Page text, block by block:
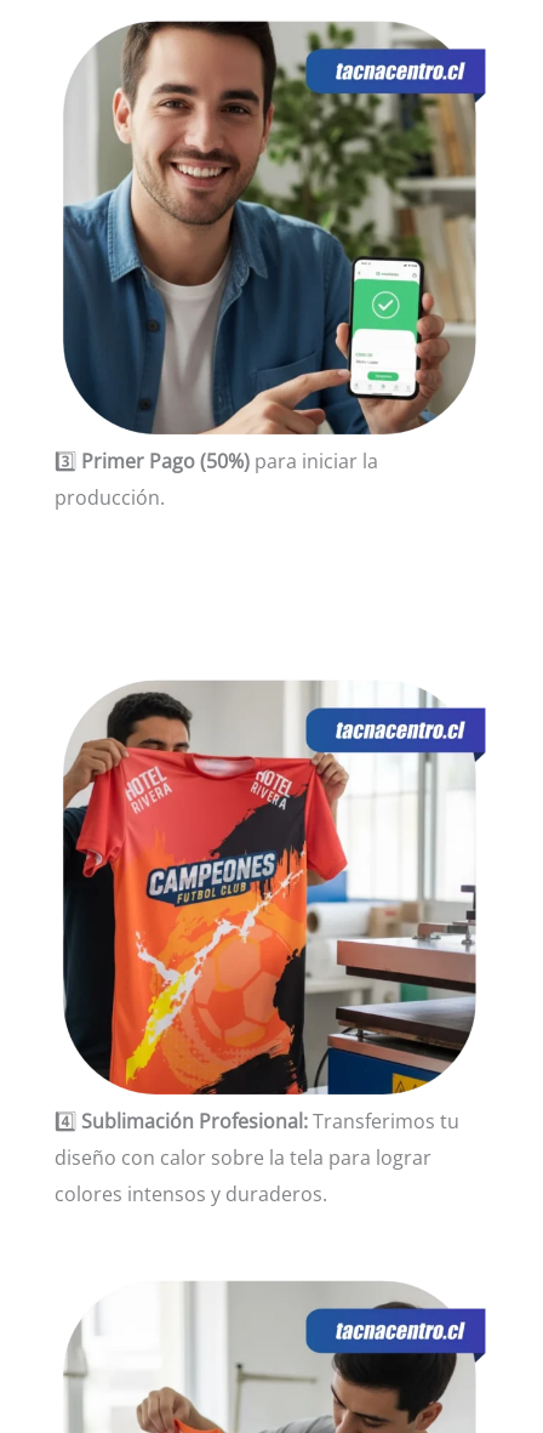
3️⃣ Primer Pago (50%)para iniciar la
producción.
4️⃣ Sublimación Profesional:Transferimos tu
diseño con calor sobre la tela para lograr
colores intensos y duraderos.